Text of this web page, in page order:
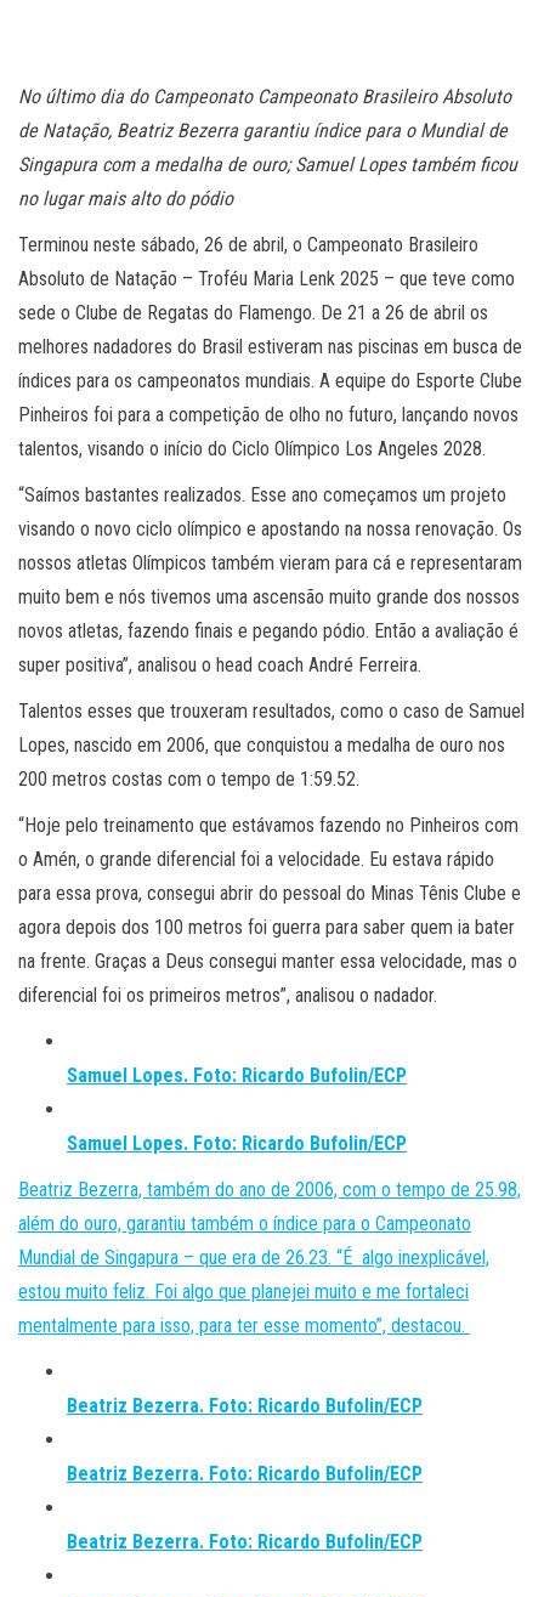
No último dia do Campeonato Campeonato Brasileiro Absoluto
de Natação, Beatriz Bezerra garantiu índice para o Mundial de
Singapura com a medalha de ouro; Samuel Lopes também ficou
no lugar mais alto do pódio
Terminou neste sábado, 26 de abril, o Campeonato Brasileiro
Absoluto de Natação – Troféu Maria Lenk 2025 – que teve como
sede o Clube de Regatas do Flamengo. De 21 a 26 de abril os
melhores nadadores do Brasil estiveram nas piscinas em busca de
índices para os campeonatos mundiais. A equipe do Esporte Clube
Pinheiros foi para a competição de olho no futuro, lançando novos
talentos, visando o início do Ciclo Olímpico Los Angeles 2028.
“Saímos bastantes realizados. Esse ano começamos um projeto
visando o novo ciclo olímpico e apostando na nossa renovação. Os
nossos atletas Olímpicos também vieram para cá e representaram
muito bem e nós tivemos uma ascensão muito grande dos nossos
novos atletas, fazendo finais e pegando pódio. Então a avaliação é
super positiva”, analisou o head coach André Ferreira.
Talentos esses que trouxeram resultados, como o caso de Samuel
Lopes, nascido em 2006, que conquistou a medalha de ouro nos
200 metros costas com o tempo de 1:59.52.
“Hoje pelo treinamento que estávamos fazendo no Pinheiros com
o Amén, o grande diferencial foi a velocidade. Eu estava rápido
para essa prova, consegui abrir do pessoal do Minas Tênis Clube e
agora depois dos 100 metros foi guerra para saber quem ia bater
na frente. Graças a Deus consegui manter essa velocidade, mas o
diferencial foi os primeiros metros”, analisou o nadador.
Samuel Lopes. Foto: Ricardo Bufolin/ECP
Samuel Lopes. Foto: Ricardo Bufolin/ECP
Beatriz Bezerra, também do ano de 2006, com o tempo de 25.98,
além do ouro, garantiu também o índice para o Campeonato
Mundial de Singapura – que era de 26.23. “É algo inexplicável,
estou muito feliz. Foi algo que planejei muito e me fortaleci
mentalmente para isso, para ter esse momento”, destacou.
Beatriz Bezerra. Foto: Ricardo Bufolin/ECP
Beatriz Bezerra. Foto: Ricardo Bufolin/ECP
Beatriz Bezerra. Foto: Ricardo Bufolin/ECP